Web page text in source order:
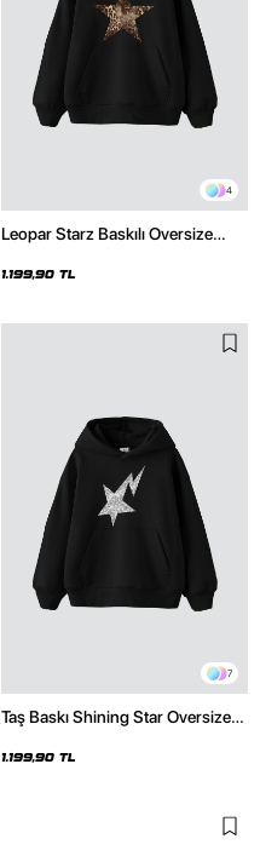
4
Leopar Starz Baskılı Oversize
1.199,90 TL
7
Taş Baskı Shining Star Oversize
1.199,90 TL